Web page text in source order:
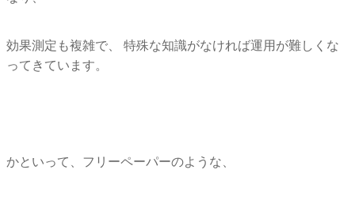
効果測定も複雑で、 特殊な知識がなければ運用が難しくな
ってきています。
かといって、フリーペーパーのような、